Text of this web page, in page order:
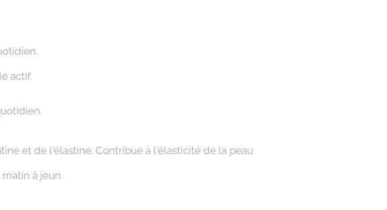
actif.
et de l'élastine. Contribue à l'élasticité de la peau
à jeun.